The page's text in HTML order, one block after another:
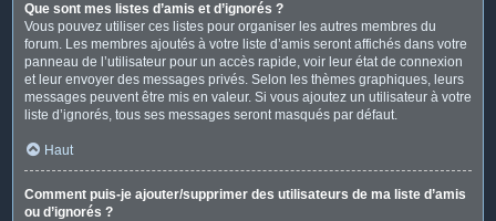
Que sont mes listes d’amis et d’ignorés ?
Vous pouvez utiliser ces listes pour organiser les autres membres du
forum. Les membres ajoutés à votre liste d’amis seront affichés dans votre
panneau de l’utilisateur pour un accès rapide, voir leur état de connexion
et leur envoyer des messages privés. Selon les thèmes graphiques, leurs
messages peuvent être mis en valeur. Si vous ajoutez un utilisateur à votre
liste d’ignorés, tous ses messages seront masqués par défaut.
Haut
Comment puis-je ajouter/supprimer des utilisateurs de ma liste d’amis
ou d’ignorés ?